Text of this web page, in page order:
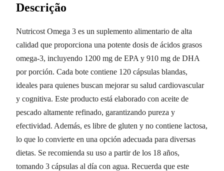
Descrição
Nutricost Omega 3 es un suplemento alimentario de alta
calidad que proporciona una potente dosis de ácidos grasos
omega-3, incluyendo 1200 mg de EPA y 910 mg de DHA
por porción. Cada bote contiene 120 cápsulas blandas,
ideales para quienes buscan mejorar su salud cardiovascular
y cognitiva. Este producto está elaborado con aceite de
pescado altamente refinado, garantizando pureza y
efectividad. Además, es libre de gluten y no contiene lactosa,
lo que lo convierte en una opción adecuada para diversas
dietas. Se recomienda su uso a partir de los 18 años,
tomando 3 cápsulas al día con agua. Recuerda que este